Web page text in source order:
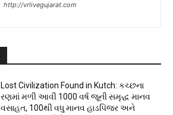
http://vrlivegujarat.com
Lost Civilization Found in Kutch: કચ્છના
રણમાં મળી આવી 1000 વર્ષ જૂની સમૃદ્ધ માનવ
વસાહત, 100થી વધુ માનવ હાડપિંજર અને